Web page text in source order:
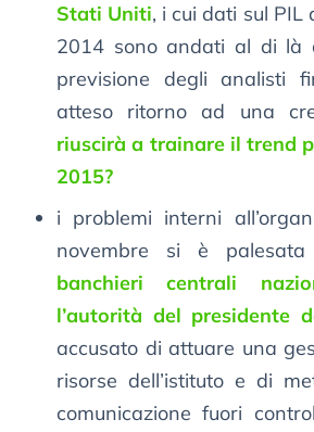
Stati Uniti, i cui dati sul PIL
2014 sono andati al di là
previsione degli analisti
atteso ritorno ad una
riuscirà a trainare il trend
2015?
i problemi interni
novembre si è
banchieri centrali
l’autorità del presidente
accusato di attuare una
risorse dell’istituto e di
comunicazione fuori